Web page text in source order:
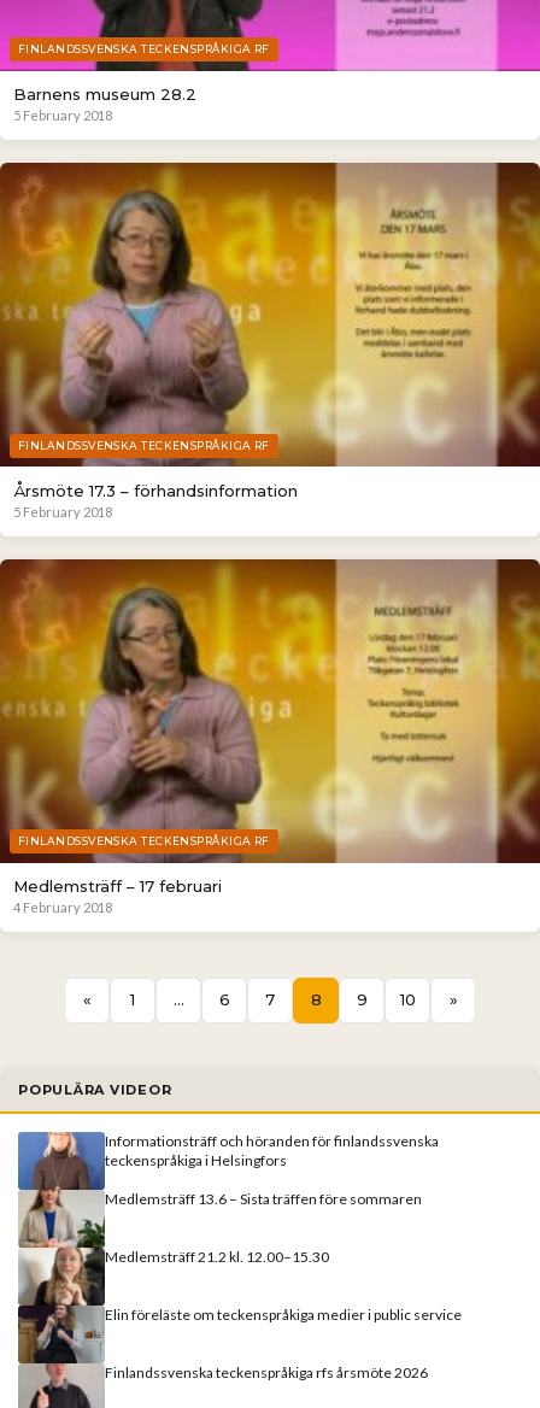
FINLANDSSVENSKA TECKENSPRÅKIGA RF
Barnens museum 28.2
5 February 2018
FINLANDSSVENSKA TECKENSPRÅKIGA RF
Årsmöte 17.3 – förhandsinformation
5 February 2018
FINLANDSSVENSKA TECKENSPRÅKIGA RF
Medlemsträff – 17 februari
4 February 2018
« 1 … 6 7 8 9 10 »
POPULÄRA VIDEOR
Informationsträff och höranden för finlandssvenska
teckenspråkiga i Helsingfors
Medlemsträff 13.6 – Sista träffen före sommaren
Medlemsträff 21.2 kl. 12.00–15.30
Elin föreläste om teckenspråkiga medier i public service
Finlandssvenska teckenspråkiga rfs årsmöte 2026